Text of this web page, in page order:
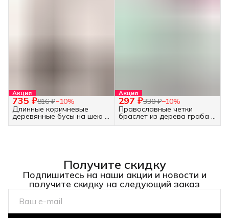
Акция
735 ₽816 ₽−10%
Длинные коричневые
деревянные бусы на шею -
Акция
297 ₽330 ₽−10%
Православные четки
браслет из дерева граба -
Получите скидку
Подпишитесь на наши акции и новости и
получите скидку на следующий заказ